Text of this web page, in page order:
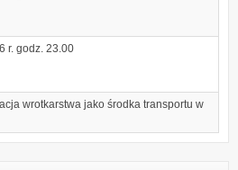
r. godz. 23.00
wrotkarstwa jako środka transportu w